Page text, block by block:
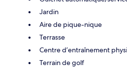
Jardin
Aire de pique-nique
Terrasse
Centre d’entraînement
Terrain de golf